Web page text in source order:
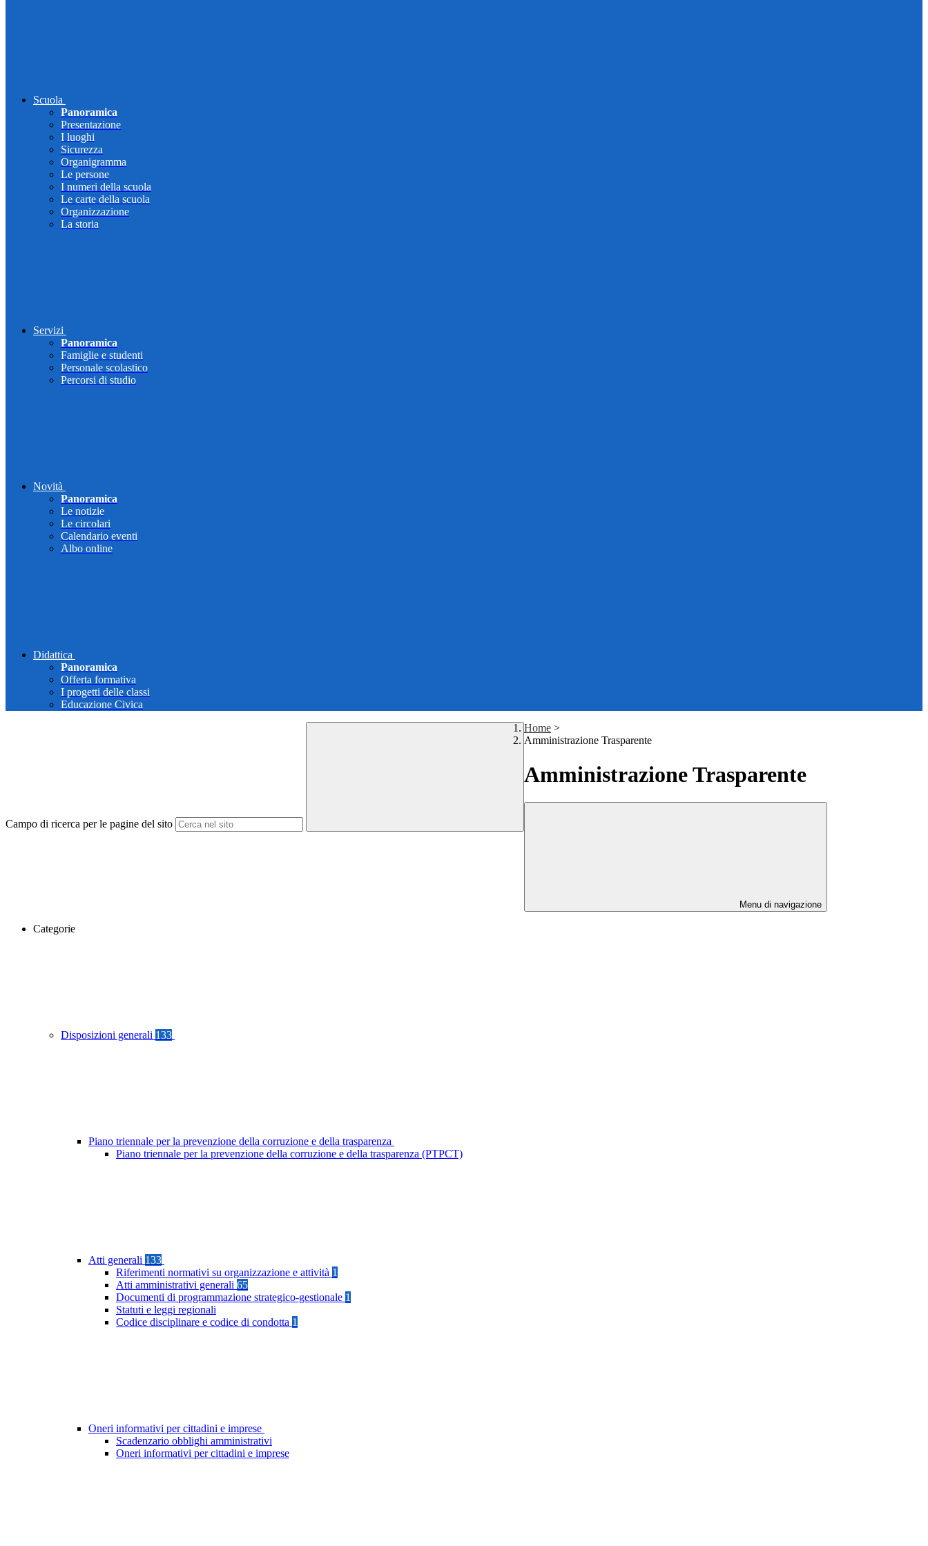
Scuola
Panoramica
Presentazione
I luoghi
Sicurezza
Organigramma
Le persone
I numeri della scuola
Le carte della scuola
Organizzazione
La storia
Servizi
Panoramica
Famiglie e studenti
Personale scolastico
Percorsi di studio
Novità
Panoramica
Le notizie
Le circolari
Calendario eventi
Albo online
Didattica
Panoramica
Offerta formativa
I progetti delle classi
Educazione Civica
Campo di ricerca per le pagine del sito
Home >
Amministrazione Trasparente
Amministrazione Trasparente
Menu di navigazione
Categorie
Disposizioni generali 133
Piano triennale per la prevenzione della corruzione e della trasparenza
Piano triennale per la prevenzione della corruzione e della trasparenza (PTPCT)
Atti generali 133
Riferimenti normativi su organizzazione e attività 1
Atti amministrativi generali 65
Documenti di programmazione strategico-gestionale 1
Statuti e leggi regionali
Codice disciplinare e codice di condotta 1
Oneri informativi per cittadini e imprese
Scadenzario obblighi amministrativi
Oneri informativi per cittadini e imprese